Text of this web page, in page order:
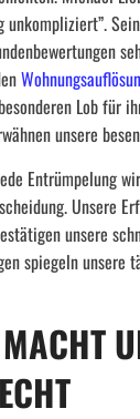
Lob für
unsere
Entrümpelung
Unsere
unsere
spiegeln